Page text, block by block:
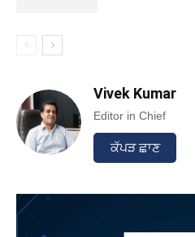
Vivek Kumar
Editor in Chief
ਕੱਪੜ ਛਾਣ